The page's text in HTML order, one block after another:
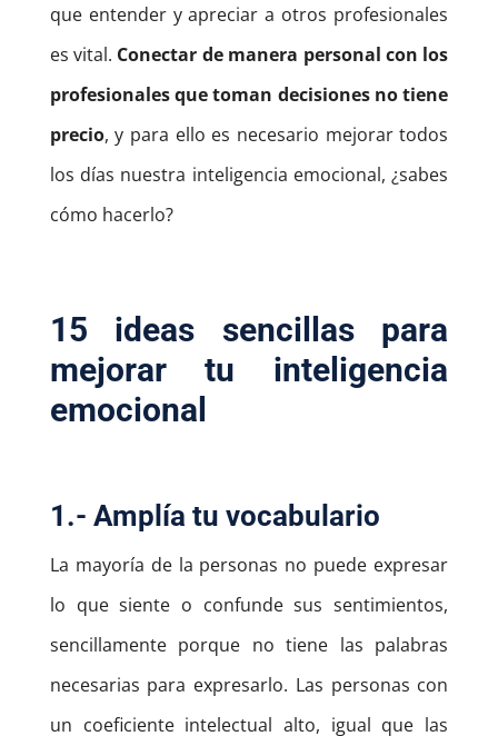
que entender y apreciar a otros profesionales
es vital. Conectar de manera personal con los
profesionales que toman decisiones no tiene
precio, y para ello es necesario mejorar todos
los días nuestra inteligencia emocional, ¿sabes
cómo hacerlo?
15 ideas sencillas para
mejorar tu inteligencia
emocional
1.- Amplía tu vocabulario
La mayoría de la personas no puede expresar
lo que siente o confunde sus sentimientos,
sencillamente porque no tiene las palabras
necesarias para expresarlo. Las personas con
un coeficiente intelectual alto, igual que las